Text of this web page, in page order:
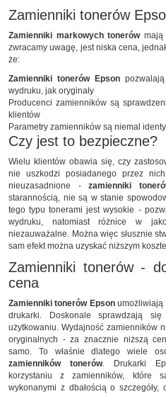
Zamienniki tonerów
Zamienniki markowych tonerówmają
zwracamy uwagę, jest niska cena,
że:
Zamienniki tonerów Epsonpozwalają
wydruku, jak oryginały
Producenci zamienników są
klientów
Parametry zamienników są niemal
Czy jest to bezpieczne?
Wielu klientów obawia się, czy
nie uszkodzi posiadanego przez
nieuzasadnione -zamienniki
starannością, nie są w stanie
tego typu tonerami jest wysokie -
wydruku, natomiast różnice w
niezauważalne. Można więc słusznie
sam efekt można uzyskać niższym
Zamienniki tonerów -
cena
Zamienniki tonerów Epsonumożliwiają
drukarki. Doskonale sprawdzają
użytkowaniu. Wydajność zamienników
oryginalnych - za znacznie niższą
samo. To właśnie dlatego wiele
zamienników tonerów. Drukarki
korzystaniu z zamienników, które
wykonanymi z dbałością o